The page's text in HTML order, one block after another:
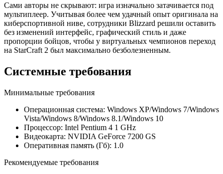
Сами авторы не скрывают: игра изначально затачивается под
мультиплеер. Учитывая более чем удачный опыт оригинала на
киберспортивной ниве, сотрудники Blizzard решили оставить
без изменений интерфейс, графический стиль и даже
пропорции бойцов, чтобы у виртуальных чемпионов переход
на StarСraft 2 был максимально безболезненным.
Системные требования
Минимальные требования
Операционная система: Windows XP/Windows 7/Windows
Vista/Windows 8/Windows 8.1/Windows 10
Процессор: Intel Pentium 4 1 GHz
Видеокарта: NVIDIA GeForce 7200 GS
Оперативная память (Гб): 1.0
Рекомендуемые требования